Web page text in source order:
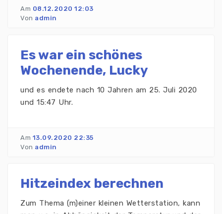
Am 08.12.2020 12:03
Von admin
Es war ein schönes
Wochenende, Lucky
und es endete nach 10 Jahren am 25. Juli 2020
und 15:47 Uhr.
Am 13.09.2020 22:35
Von admin
Hitzeindex berechnen
Zum Thema (m)einer kleinen Wetterstation, kann